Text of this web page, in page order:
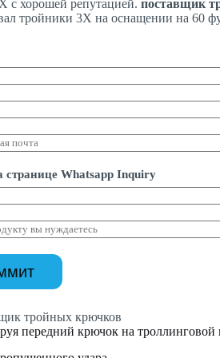
с хорошей репутацией.поставщик
тройники 3X на оснащении на 60
странице Whatsapp Inquiry
передний крючок на троллинговой